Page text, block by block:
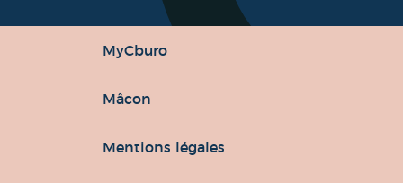
MyCburo
Mâcon
Mentions légales